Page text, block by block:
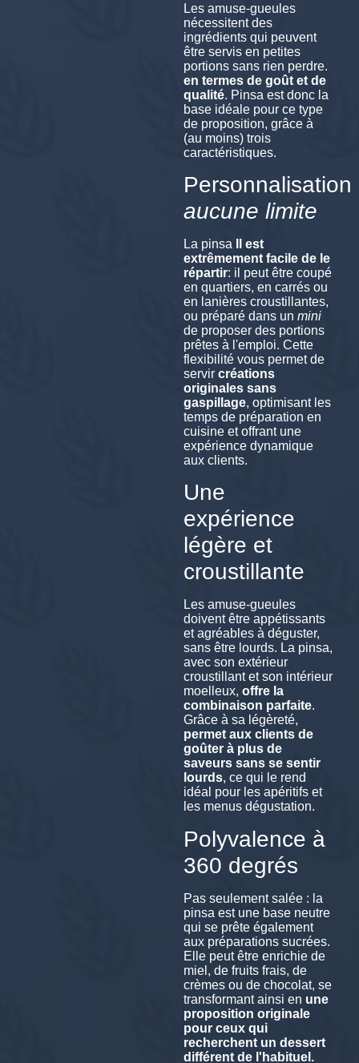
Les amuse-gueules
nécessitent des
ingrédients qui peuvent
être servis en petites
portions sans rien perdre.
en termes de goût et de
qualité. Pinsa est donc la
base idéale pour ce type
de proposition, grâce à
(au moins) trois
caractéristiques.
Personnalisation
aucune limite
La pinsa
Il est
extrêmement facile de le
répartir: il peut être coupé
en quartiers, en carrés ou
en lanières croustillantes,
ou préparé dans un mini
de proposer des portions
prêtes à l'emploi. Cette
flexibilité vous permet de
servir créations
originales sans
gaspillage, optimisant les
temps de préparation en
cuisine et offrant une
expérience dynamique
aux clients.
Une
expérience
légère et
croustillante
Les amuse-gueules
doivent être appétissants
et agréables à déguster,
sans être lourds. La pinsa,
avec son extérieur
croustillant et son intérieur
moelleux, offre la
combinaison parfaite.
Grâce à sa légèreté,
permet aux clients de
goûter à plus de
saveurs sans se sentir
lourds, ce qui le rend
idéal pour les apéritifs et
les menus dégustation.
Polyvalence à
360 degrés
Pas seulement salée : la
pinsa est une base neutre
qui se prête également
aux préparations sucrées.
Elle peut être enrichie de
miel, de fruits frais, de
crèmes ou de chocolat, se
transformant ainsi en une
proposition originale
pour ceux qui
recherchent un dessert
différent de l'habituel.